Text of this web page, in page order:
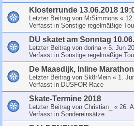
Klosterrunde 13.06.2018
Letzter Beitrag von MrSimmons «
Verfasst in Sonstige regelmäßige
DU skatet am Sonntag
Letzter Beitrag von dorina« 5. Jun
Verfasst in Sonstige regelmäßige
De Maasdijk, Inline
Letzter Beitrag von Sk8rMein « 1.
Verfasst in DUSFOR Race
Skate-Termine 2018
Letzter Beitrag von Christian_ « 26.
Verfasst in Sondereinsätze